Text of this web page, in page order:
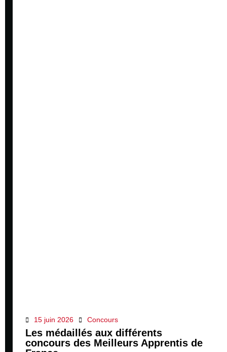
15 juin 2026 Concours
Les médaillés aux différents
concours des Meilleurs Apprentis de